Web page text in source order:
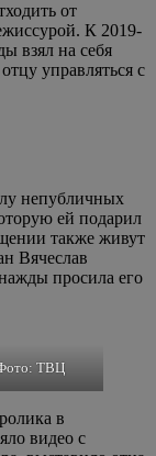
от
К 2019-
взял на себя
управляться с
непубличных
ей подарил
также живут
Вячеслав
просила его
ТВЦ
в
видео с